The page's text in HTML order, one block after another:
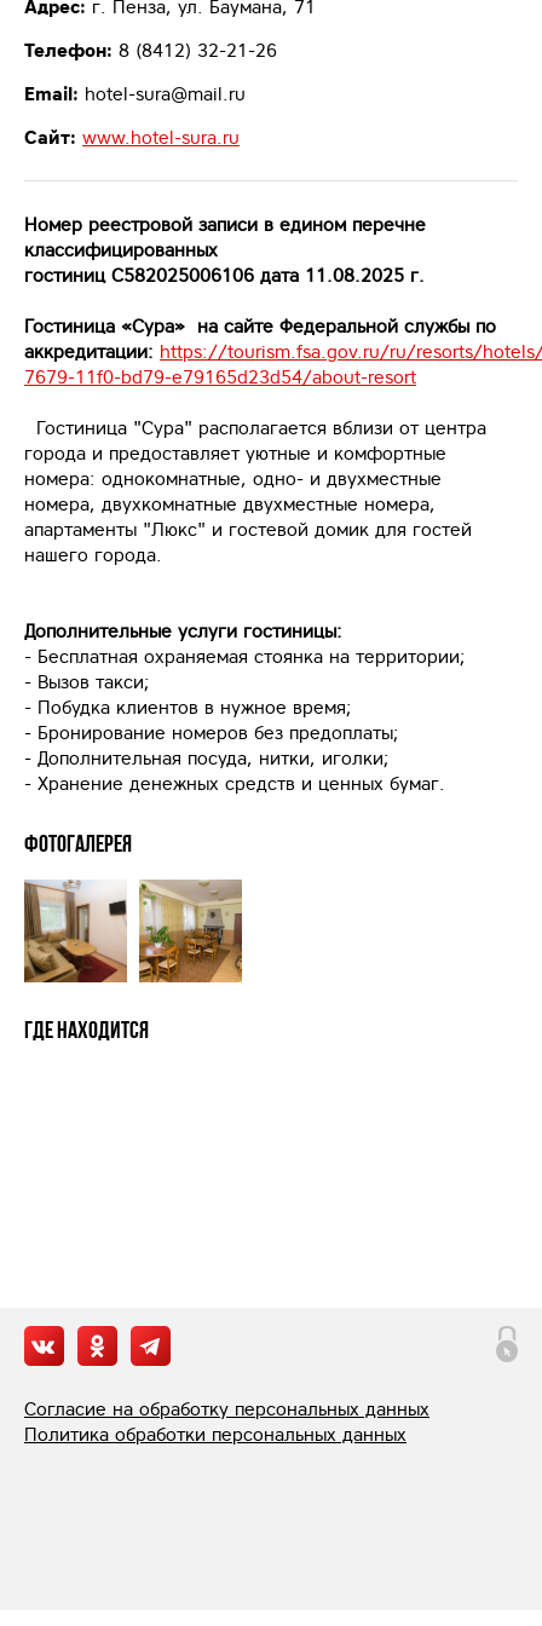
Адрес: г. Пенза, ул. Баумана, 71
Телефон: 8 (8412) 32-21-26
Email: hotel-sura@mail.ru
Сайт: www.hotel-sura.ru
Номер реестровой записи в едином перечне
классифицированных
гостиниц С582025006106 дата 11.08.2025 г.
Гостиница «Сура» на сайте Федеральной службы по
аккредитации: https://tourism.fsa.gov.ru/ru/resorts/
7679-11f0-bd79-e79165d23d54/about-resort
Гостиница "Сура" располагается вблизи от центра
города и предоставляет уютные и комфортные
номера: однокомнатные, одно- и двухместные
номера, двухкомнатные двухместные номера,
апартаменты "Люкс" и гостевой домик для гостей
нашего города.
Дополнительные услуги гостиницы:
- Бесплатная охраняемая стоянка на территории;
- Вызов такси;
- Побудка клиентов в нужное время;
- Бронирование номеров без предоплаты;
- Дополнительная посуда, нитки, иголки;
- Хранение денежных средств и ценных бумаг.
Фотогалерея
Где находится
Согласие на обработку персональных данных
Политика обработки персональных данных